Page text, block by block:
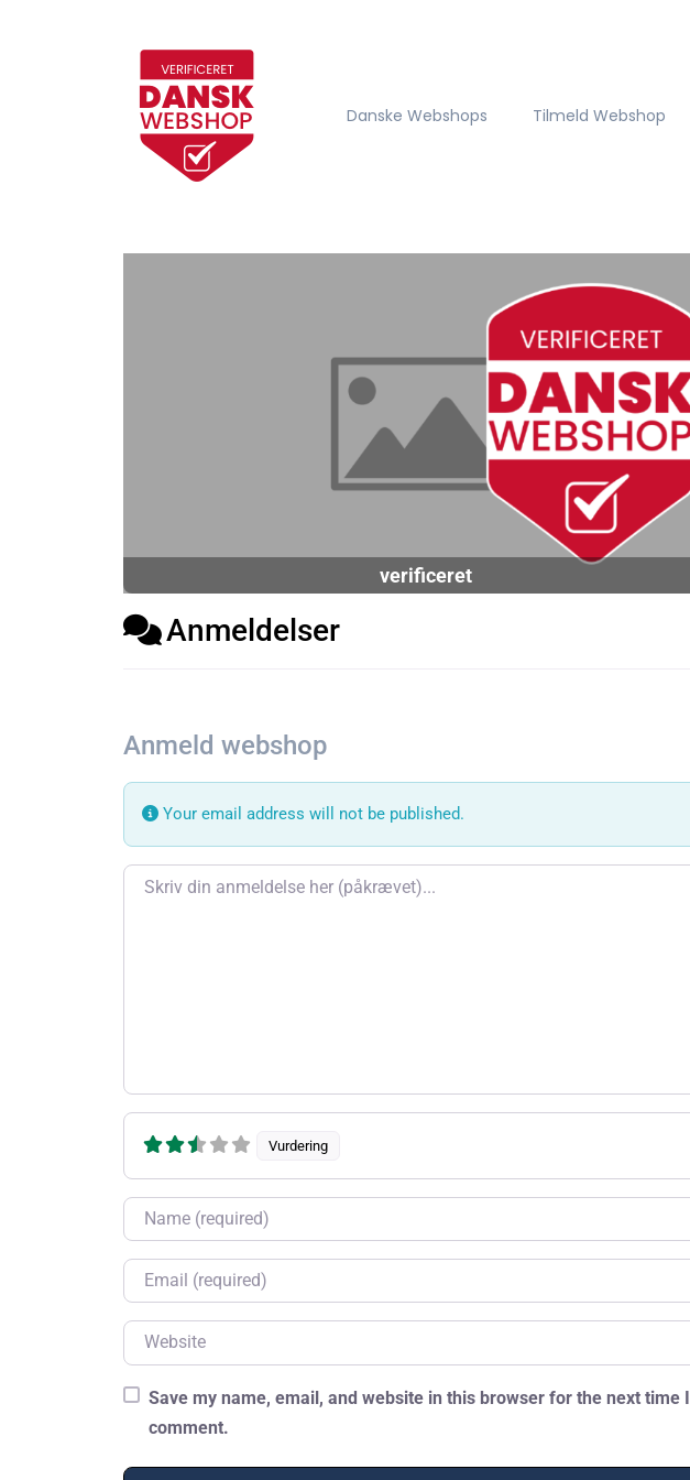
Danske Webshops Tilmeld Webshop
verificeret
Anmeldelser
Anmeld webshop
Your email address will not be published.
Review text
Vurdering
Name
Email
Website
Save my name, email, and website in this browser for the next time I
comment.